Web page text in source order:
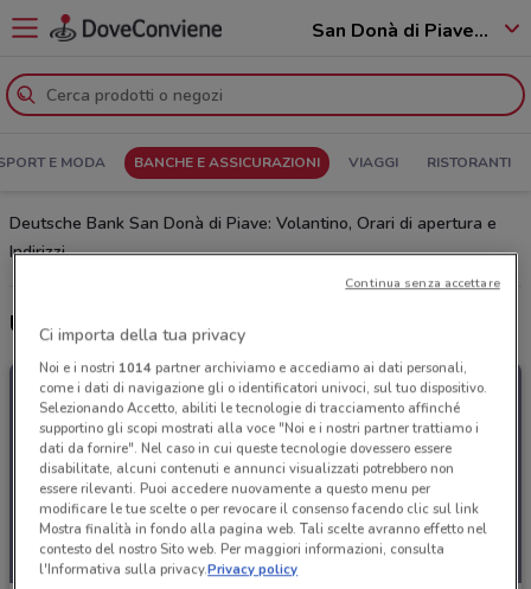
San Donà di Piave - 30027
E MODA BANCHE E ASSICURAZIONI VIAGGI RISTORANTI
Deutsche Bank San Donà di Piave: Volantino, Orari di apertura e
Indirizzi
Ultime offerte del volantino Deutsche Bank
Ci importa della tua privacy
Noi e i nostri 1014partner archiviamo e accediamo ai dati personali,
come i dati di navigazione gli o identificatori univoci, sul tuo dispositivo.
Selezionando Accetto, abiliti le tecnologie di tracciamento affinché
supportino gli scopi mostrati alla voce "Noi e i nostri partner trattiamo i
dati da fornire". Nel caso in cui queste tecnologie dovessero essere
disabilitate, alcuni contenuti e annunci visualizzati potrebbero non
essere rilevanti. Puoi accedere nuovamente a questo menu per
modificare le tue scelte o per revocare il consenso facendo clic sul link
Mostra finalità in fondo alla pagina web. Tali scelte avranno effetto nel
contesto del nostro Sito web. Per maggiori informazioni, consulta
l'Informativa sulla privacy.Privacy policy
Continua senza accettare